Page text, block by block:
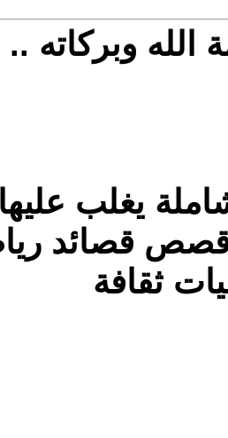
الله وبركاته ..
يغلب
قصص قصائد
ثقافة